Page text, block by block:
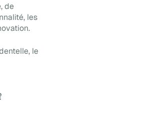
de
les
le